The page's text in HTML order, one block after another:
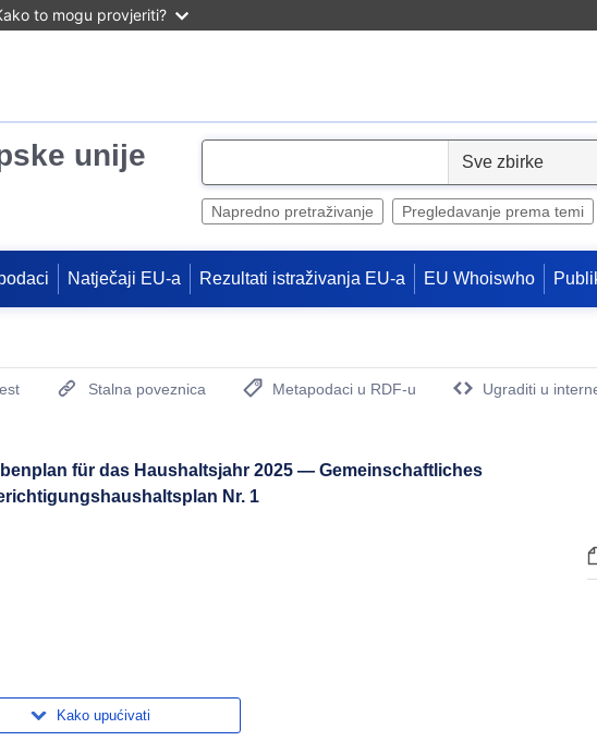
to mogu provjeriti?
unije
e
Napredno pretraživanje Pregledavanje prema temi
Natječaji EU-a Rezultati istraživanja EU-a EU Whoiswho
Stalna poveznica
Metapodaci u RDF-u
Ugraditi u
für das Haushaltsjahr 2025 — Gemeinschaftliches
Nr. 1
Kako upućivati